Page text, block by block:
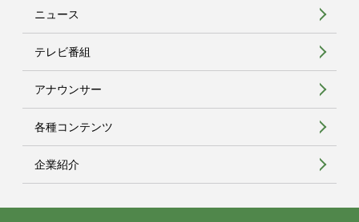
ニュース
テレビ番組
アナウンサー
各種コンテンツ
企業紹介